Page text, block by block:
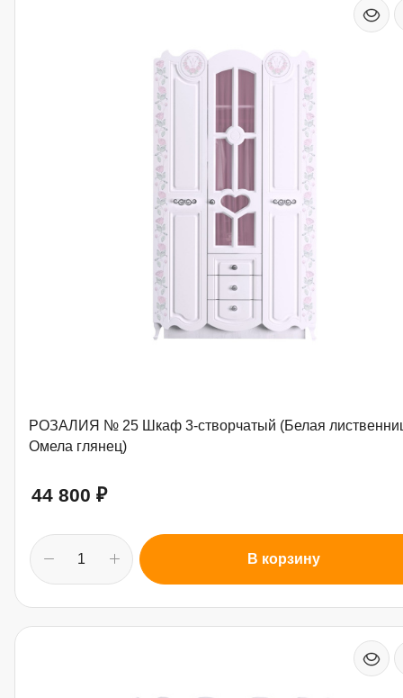
РОЗАЛИЯ № 25 Шкаф 3-створчатый (Белая
Омела глянец)
44 800 ₽
В корзину